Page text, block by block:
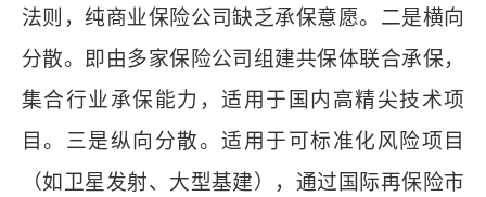
法则，纯商业保险公司缺乏承保意愿。二是横向
分散。即由多家保险公司组建共保体联合承保，
集合行业承保能力，适用于国内高精尖技术项
目。三是纵向分散。适用于可标准化风险项目
（如卫星发射、大型基建），通过国际再保险市